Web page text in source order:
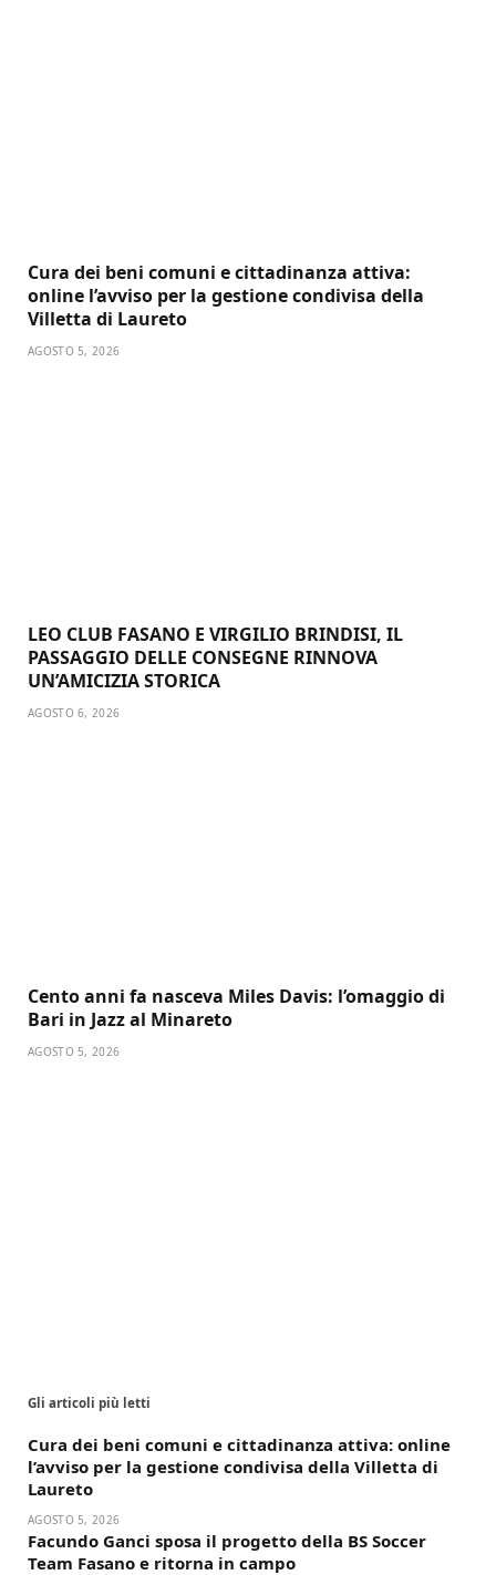
Cura dei beni comuni e cittadinanza attiva:
online l’avviso per la gestione condivisa della
Villetta di Laureto
AGOSTO 5, 2026
LEO CLUB FASANO E VIRGILIO BRINDISI, IL
PASSAGGIO DELLE CONSEGNE RINNOVA
UN’AMICIZIA STORICA
AGOSTO 6, 2026
Cento anni fa nasceva Miles Davis: l’omaggio di
Bari in Jazz al Minareto
AGOSTO 5, 2026
Gli articoli più letti
Cura dei beni comuni e cittadinanza attiva: online
l’avviso per la gestione condivisa della Villetta di
Laureto
AGOSTO 5, 2026
Facundo Ganci sposa il progetto della BS Soccer
Team Fasano e ritorna in campo